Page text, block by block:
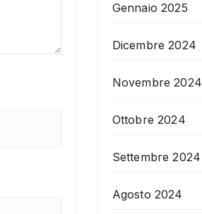
Gennaio 2025
Dicembre 2024
Novembre 2024
Ottobre 2024
Settembre 2024
Agosto 2024